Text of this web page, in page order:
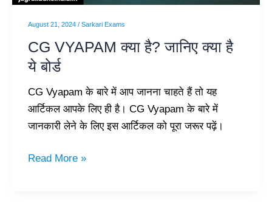
August 21, 2024 / Sarkari Exams
CG VYAPAM क्या है? जानिए क्या है
ये बोर्ड
CG Vyapam के बारे में आप जानना चाहते हैं तो यह
आर्टिकल आपके लिए ही है। CG Vyapam के बारे में
जानकारी लेने के लिए इस आर्टिकल को पूरा जरूर पढ़ें।
Read More »